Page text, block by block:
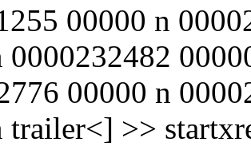
00000 n
0000232482
00000 n
trailer<] >>